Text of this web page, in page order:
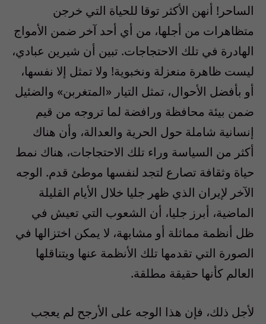
الساحر! أنهن الأكثر توقا للحياة التي خرجن
متظاهرات من أجلها، من أي أحد آخر ضمن الأمواج
الهادرة في تلك الاحتجاجات. تبين أن شيرين عبادي،
ليست ظاهرة منعزلة ونخبوية! ولا تمثل إلا نفسها،
أو بأفضل الأحوال، تمثل التيار «المتغربن» والضئيل
ضمن بيئة محافظة ورافضة لما تروجه من قيم
إنسانية شاملة حول الحرية والعدالة، وأن هناك
أكثر من السياسة وراء تلك الاحتجاجات، هناك نمط
حياة وثقافة تصارع لتجد لنفسها موطئ قدم. الوجه
الآخر لإيران الذي ظهر جليا خلال الأيام القليلة
الماضية، أبرز جليا، أن الشعوب التي تعيش في
ظل أنظمة مماثلة أو مشابهة، لا يمكن اختزالها في
الصورة التي تقدمها تلك الأنظمة عنها ويتناقلها
العالم كأنها حقيقة مطلقة.
لأجل ذلك، فإن هذا الوجه على الأرجح لم يعجب